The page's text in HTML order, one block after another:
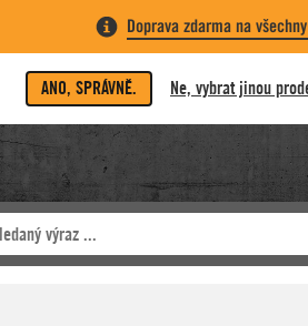
Doprava zdarma na
ANO, SPRÁVNĚ. Ne, vybrat jinou